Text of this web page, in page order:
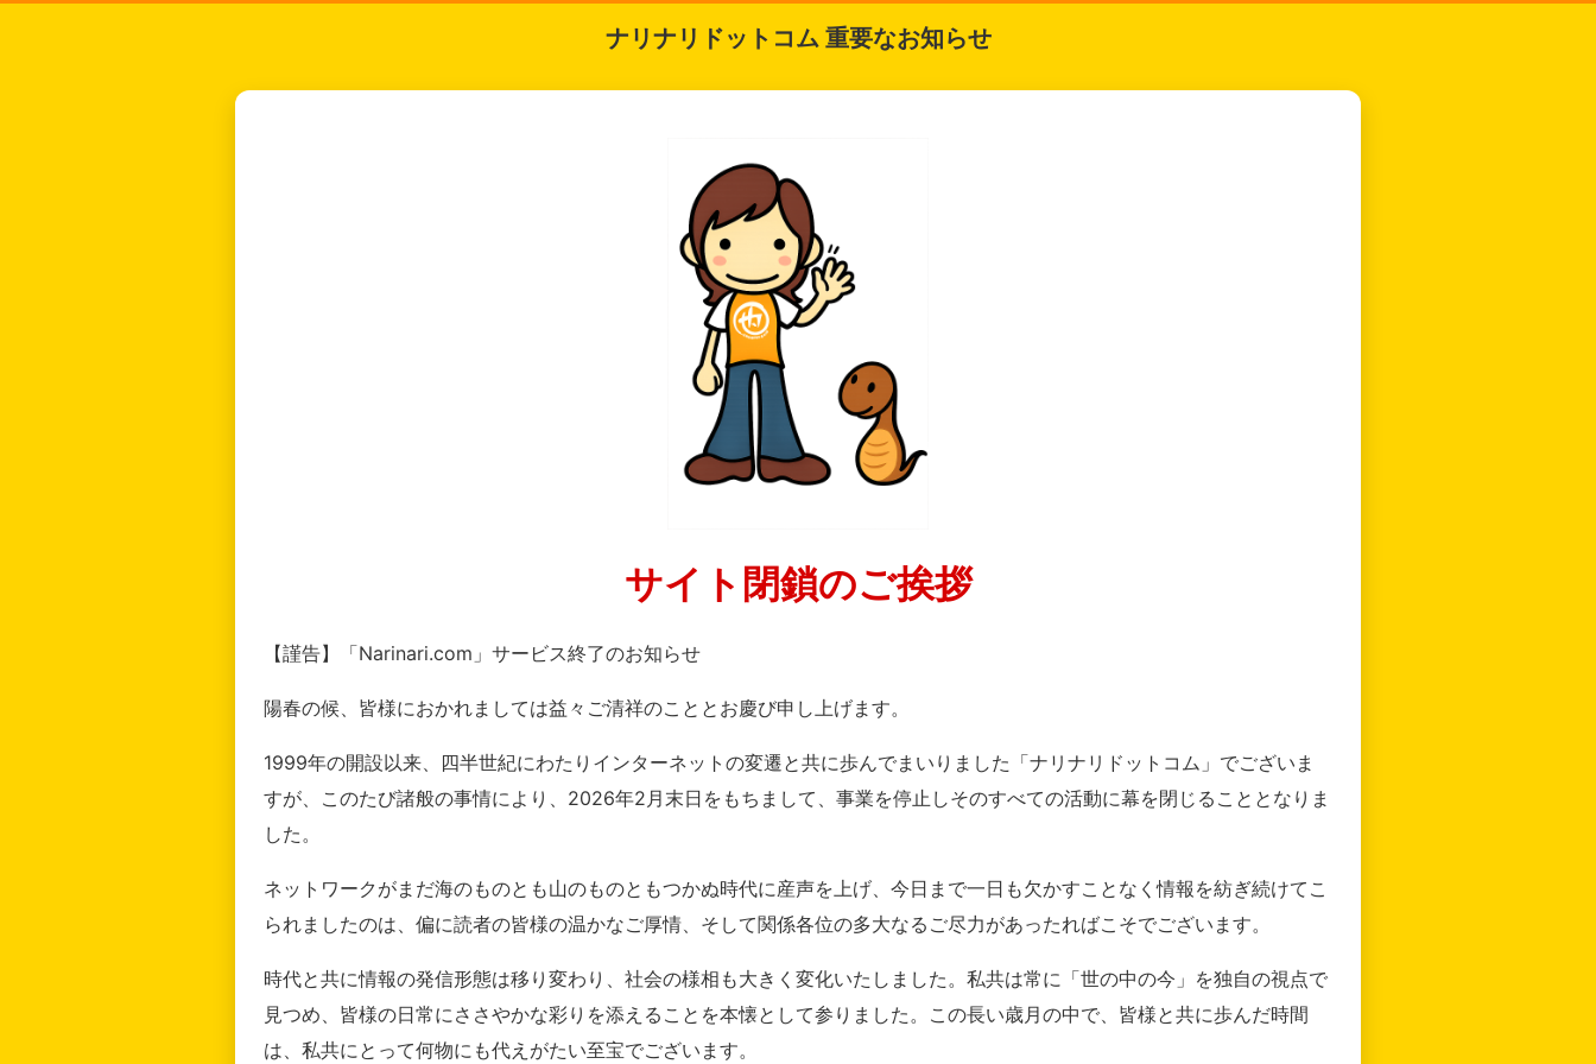
ナリナリドットコム 重要なお知らせ
サイト閉鎖のご挨拶
【謹告】「Narinari.com」サービス終了のお知らせ
陽春の候、皆様におかれましては益々ご清祥のこととお慶び申し上げます。
1999年の開設以来、四半世紀にわたりインターネットの変遷と共に歩んでまいりました「ナリナリドットコム」でございま
すが、このたび諸般の事情により、2026年2月末日をもちまして、事業を停止しそのすべての活動に幕を閉じることとなりま
した。
ネットワークがまだ海のものとも山のものともつかぬ時代に産声を上げ、今日まで一日も欠かすことなく情報を紡ぎ続けてこ
られましたのは、偏に読者の皆様の温かなご厚情、そして関係各位の多大なるご尽力があったればこそでございます。
時代と共に情報の発信形態は移り変わり、社会の様相も大きく変化いたしました。私共は常に「世の中の今」を独自の視点で
見つめ、皆様の日常にささやかな彩りを添えることを本懐として参りました。この長い歳月の中で、皆様と共に歩んだ時間
は、私共にとって何物にも代えがたい至宝でございます。